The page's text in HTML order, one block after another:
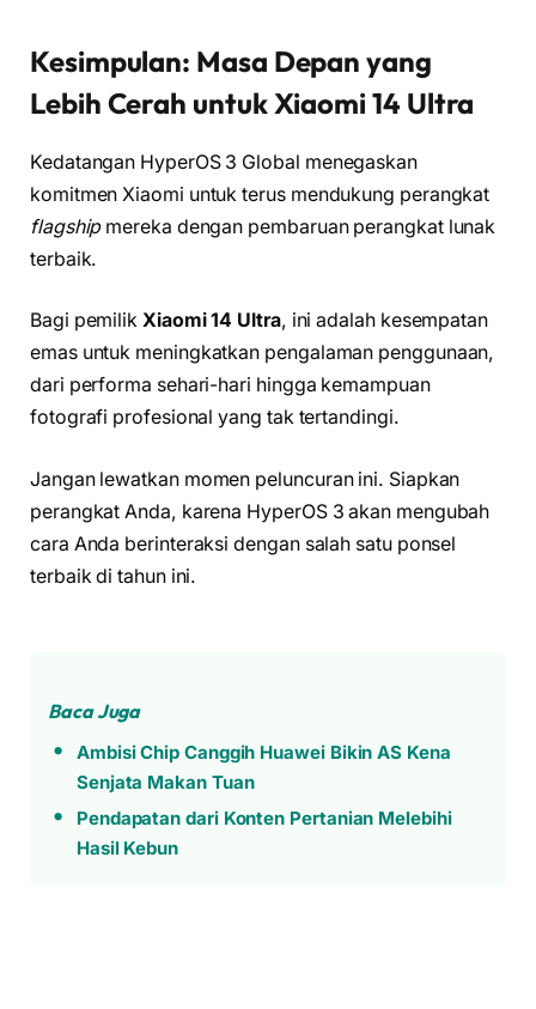
Kesimpulan: Masa Depan yang
Lebih Cerah untuk Xiaomi 14 Ultra
Kedatangan HyperOS 3 Global menegaskan
komitmen Xiaomi untuk terus mendukung perangkat
flagshipmereka dengan pembaruan perangkat lunak
terbaik.
Bagi pemilik Xiaomi 14 Ultra, ini adalah kesempatan
emas untuk meningkatkan pengalaman penggunaan,
dari performa sehari-hari hingga kemampuan
fotografi profesional yang tak tertandingi.
Jangan lewatkan momen peluncuran ini. Siapkan
perangkat Anda, karena HyperOS 3 akan mengubah
cara Anda berinteraksi dengan salah satu ponsel
terbaik di tahun ini.
Baca Juga
Ambisi Chip Canggih Huawei Bikin AS Kena
Senjata Makan Tuan
Pendapatan dari Konten Pertanian Melebihi
Hasil Kebun